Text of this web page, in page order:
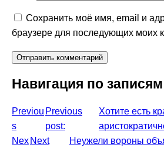
Сохранить моё имя, email и
браузере для последующих моих
Навигация по записям
Previou
s
Previous
post:
Хотите есть
Nex Next
Неужели вороны